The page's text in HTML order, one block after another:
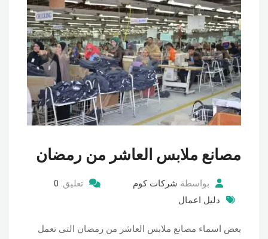
مصانع ملابس العاشر من رمضان
بواسطة شركات كوم تعليق: 0
دليل اعمال
بعض اسماء مصانع ملابس العاشر من رمضان التى تعمل